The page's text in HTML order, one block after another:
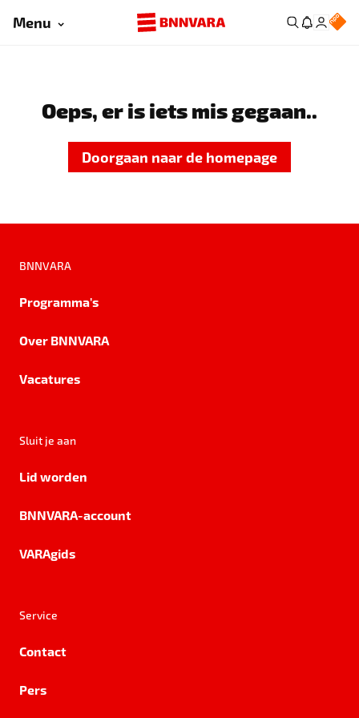
Menu
Oeps, er is iets mis gegaan..
Doorgaan naar de homepage
BNNVARA
Programma's
Over BNNVARA
Vacatures
Sluit je aan
Lid worden
BNNVARA-account
VARAgids
Service
Contact
Pers